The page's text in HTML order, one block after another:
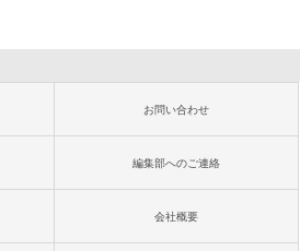
お問い合わせ
編集部へのご連絡
会社概要